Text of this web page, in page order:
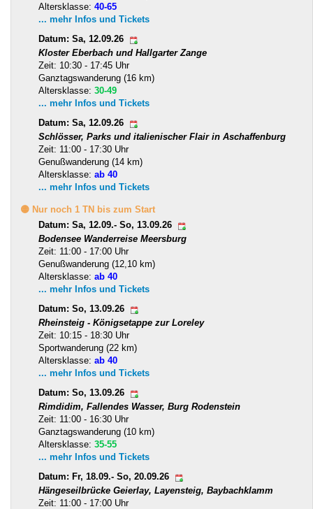
Altersklasse: 40-65
... mehr Infos und Tickets
Datum: Sa, 12.09.26
Kloster Eberbach und Hallgarter Zange
Zeit: 10:30 - 17:45 Uhr
Ganztagswanderung (16 km)
Altersklasse: 30-49
... mehr Infos und Tickets
Datum: Sa, 12.09.26
Schlösser, Parks und italienischer Flair in Aschaffenburg
Zeit: 11:00 - 17:30 Uhr
Genußwanderung (14 km)
Altersklasse: ab 40
... mehr Infos und Tickets
🟡 Nur noch 1 TN bis zum Start
Datum: Sa, 12.09.- So, 13.09.26
Bodensee Wanderreise Meersburg
Zeit: 11:00 - 17:00 Uhr
Genußwanderung (12,10 km)
Altersklasse: ab 40
... mehr Infos und Tickets
Datum: So, 13.09.26
Rheinsteig - Königsetappe zur Loreley
Zeit: 10:15 - 18:30 Uhr
Sportwanderung (22 km)
Altersklasse: ab 40
... mehr Infos und Tickets
Datum: So, 13.09.26
Rimdidim, Fallendes Wasser, Burg Rodenstein
Zeit: 11:00 - 16:30 Uhr
Ganztagswanderung (10 km)
Altersklasse: 35-55
... mehr Infos und Tickets
Datum: Fr, 18.09.- So, 20.09.26
Hängeseilbrücke Geierlay, Layensteig, Baybachklamm
Zeit: 11:00 - 17:00 Uhr